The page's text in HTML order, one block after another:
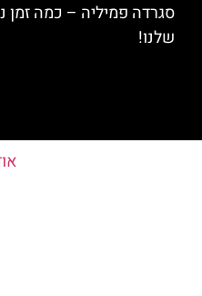
סגרדה פמיליה – כמה זמן
שלנו!